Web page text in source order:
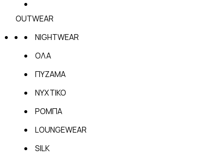
OUTWEAR
NIGHTWEAR
ΟΛΑ
ΠΥΖΑΜΑ
ΝΥΧΤΙΚΟ
ΡΟΜΠΑ
LOUNGEWEAR
SILK